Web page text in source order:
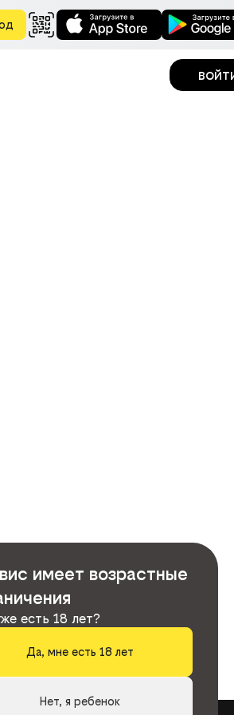
имеет возрастные
есть 18 лет?
Да, мне есть 18 лет
Нет, я ребенок